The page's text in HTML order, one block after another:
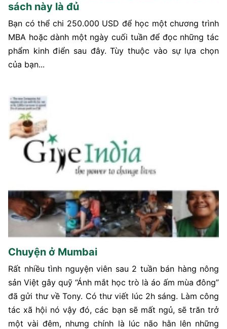
sách này là đủ
Bạn có thể chi 250.000 USD để học một chương trình
MBA hoặc dành một ngày cuối tuần để đọc những tác
phẩm kinh điển sau đây. Tùy thuộc vào sự lựa chọn
của bạn...
Chuyện ở Mumbai
Rất nhiều tình nguyện viên sau 2 tuần bán hàng nông
sản Việt gây quỹ “Ánh mắt học trò là áo ấm mùa đông”
đã gửi thư về Tony. Có thư viết lúc 2h sáng. Làm công
tác xã hội nó vậy đó, các bạn sẽ mất ngủ, sẽ trăn trở
một vài đêm, nhưng chính là lúc não hằn lên những